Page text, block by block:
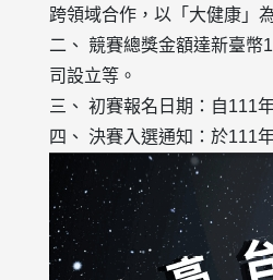
跨領域合作，以「大健康」
二、 競賽總獎金額達新臺幣
司設立等。
三、 初賽報名日期：自111
四、 決賽入選通知：於111